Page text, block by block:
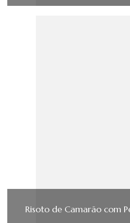
Risoto de Camarão com